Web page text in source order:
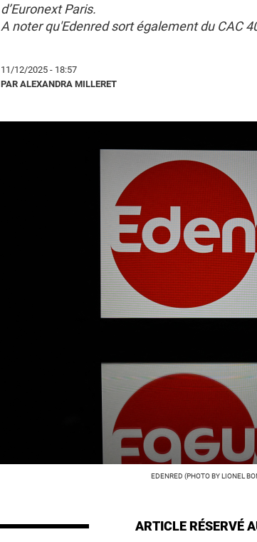
d’Euronext Paris.
A noter qu'Edenred sort également du CAC
11/12/2025 - 18:57
PAR ALEXANDRA MILLERET
EDENRED (PHOTO BY LIONEL
ARTICLE RÉSERVÉ